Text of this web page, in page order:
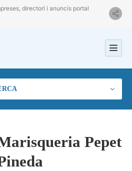
directori i anuncis portal
Pepet